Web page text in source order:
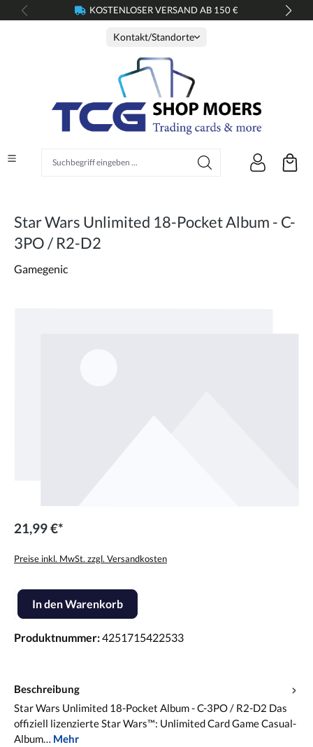
springen KOSTENLOSER VERSAND AB 150 €
Kontakt/Standorte
Star Wars Unlimited 18-Pocket Album - C-
3PO / R2-D2
Gamegenic
21,99 €*
Preise inkl. MwSt. zzgl. Versandkosten
Produkt Anzahl: Gib den gewünschten Wert ein oder benutze die
In den Warenkorb
Produktnummer:4251715422533
Beschreibung
Star Wars Unlimited 18-Pocket Album - C-3PO / R2-D2 Das
offiziell lizenzierte Star Wars™: Unlimited Card Game Casual-
Album… Mehr